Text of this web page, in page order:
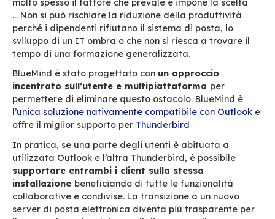
fermano e/o richiedono tempo del servizio IT
ripararle urgentemente.
Poiché molte aziende dipendono dalla posta
ogni aspetto della loro produttività, i tempi di
del server sono un problema molto serio: i tuoi
non possono più inviare ordini di acquisto e
clienti non ottengono risposte, non è più
appuntamenti…La disponibilitàdeve quindi
presa in considerazione nel calcolo del costo
servizio di posta.
Sovranità digitale, lock-in e